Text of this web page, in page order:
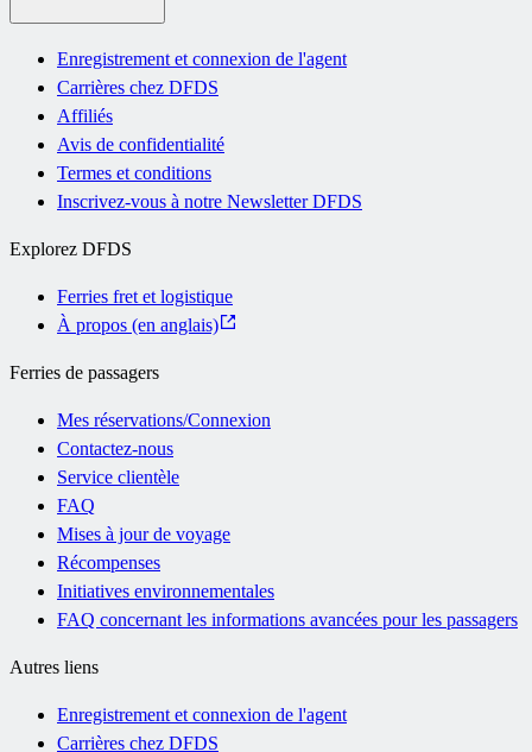
Enregistrement et connexion de l'agent
Carrières chez DFDS
Affiliés
Avis de confidentialité
Termes et conditions
Inscrivez-vous à notre Newsletter DFDS
Explorez DFDS
Ferries fret et logistique
À propos (en anglais)
Ferries de passagers
Mes réservations/Connexion
Contactez-nous
Service clientèle
FAQ
Mises à jour de voyage
Récompenses
Initiatives environnementales
FAQ concernant les informations avancées pour les passagers
Autres liens
Enregistrement et connexion de l'agent
Carrières chez DFDS